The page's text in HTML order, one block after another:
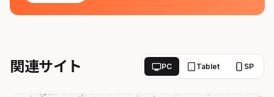
関連サイト PC Tablet SP